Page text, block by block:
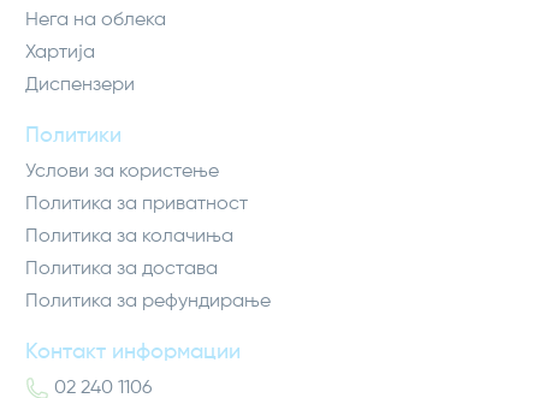
Нега на облека
Хартија
Диспензери
Политики
Услови за користење
Политика за приватност
Политика за колачиња
Политика за достава
Политика за рефундирање
Контакт информации
02 240 1106